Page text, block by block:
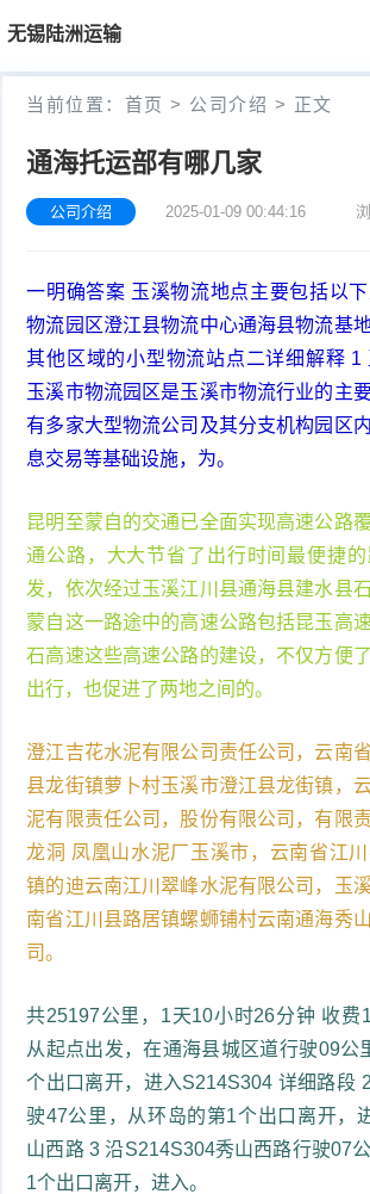
无锡陆洲运输
首
页
首
当前位置： 首页 > 公司介绍 > 正文
通海托运部有哪几家
公司介绍 2025-01-09 00:44:16
一明确答案 玉溪物流地点主要包括以
物流园区澄江县物流中心通海县物流基
其他区域的小型物流站点二详细解释 1
玉溪市物流园区是玉溪市物流行业的主
有多家大型物流公司及其分支机构园区
息交易等基础设施，为。
昆明至蒙自的交通已全面实现高速公路
通公路，大大节省了出行时间最便捷
发，依次经过玉溪江川县通海县建水县
蒙自这一路途中的高速公路包括昆玉高
石高速这些高速公路的建设，不仅方便
出行，也促进了两地之间的。
澄江吉花水泥有限公司责任公司，云南
县龙街镇萝卜村玉溪市澄江县龙街镇，
泥有限责任公司，股份有限公司，有限
龙洞 凤凰山水泥厂玉溪市，云南省江
镇的迪云南江川翠峰水泥有限公司，玉
南省江川县路居镇螺蛳铺村云南通海秀
司。
共25197公里，1天10小时26分钟 收费
从起点出发，在通海县城区道行驶09公
个出口离开，进入S214S304 详细路段
驶47公里，从环岛的第1个出口离开，
山西路 3 沿S214S304秀山西路行驶07
1个出口离开，进入。